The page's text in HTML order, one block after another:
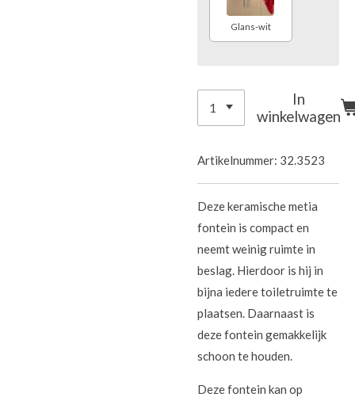
Glans-wit
In
winkelwagen
Artikelnummer: 32.3523
Deze keramische metia
fontein is compact en
neemt weinig ruimte in
beslag. Hierdoor is hij in
bijna iedere toiletruimte te
plaatsen. Daarnaast is
deze fontein gemakkelijk
schoon te houden.
Deze fontein kan op